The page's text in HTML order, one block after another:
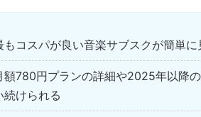
もコスパが良い音楽サブスクが簡単に
額780円プランの詳細や2025年以降
続けられる